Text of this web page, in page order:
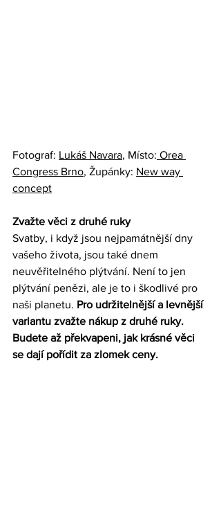
Fotograf: Lukáš Navara, Místo: Orea
Congress Brno, Župánky: New way
concept
Zvažte věci z druhé ruky
Svatby, i když jsou nejpamátnější dny
vašeho života, jsou také dnem
neuvěřitelného plýtvání. Není to jen
plýtvání penězi, ale je to i škodlivé pro
naši planetu. Pro udržitelnější a levnější
variantu zvažte nákup z druhé ruky.
Budete až překvapeni, jak krásné věci
se dají pořídit za zlomek ceny.